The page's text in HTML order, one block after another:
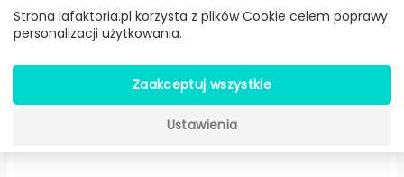
Normann Copenhagen
Strona lafaktoria.pl korzysta z plików Cookie celem poprawy
personalizacji użytkowania.
Zaakceptuj wszystkie
Ustawienia